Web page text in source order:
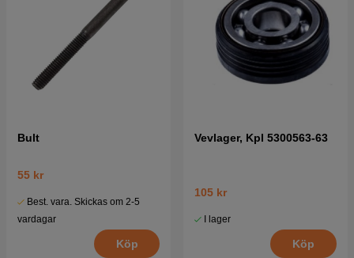
Bult
55 kr
Best. vara. Skickas om 2-5
vardagar
Köp
Vevlager, Kpl 5300563-63
105 kr
I lager
Köp